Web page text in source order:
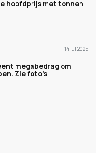
hoofdprijs met tonnen
14 jul 2025
megabedrag om
Zie foto’s